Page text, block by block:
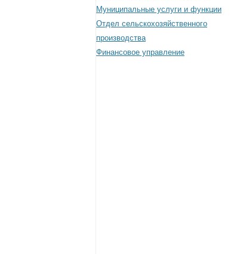
Муниципальные услуги и функции
Отдел сельскохозяйственного
производства
Финансовое управление